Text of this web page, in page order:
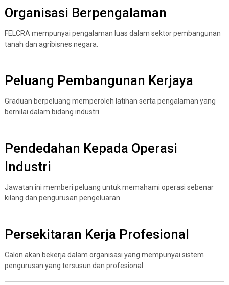
Organisasi Berpengalaman
FELCRA mempunyai pengalaman luas dalam sektor pembangunan
tanah dan agribisnes negara.
Peluang Pembangunan Kerjaya
Graduan berpeluang memperoleh latihan serta pengalaman yang
bernilai dalam bidang industri.
Pendedahan Kepada Operasi
Industri
Jawatan ini memberi peluang untuk memahami operasi sebenar
kilang dan pengurusan pengeluaran.
Persekitaran Kerja Profesional
Calon akan bekerja dalam organisasi yang mempunyai sistem
pengurusan yang tersusun dan profesional.